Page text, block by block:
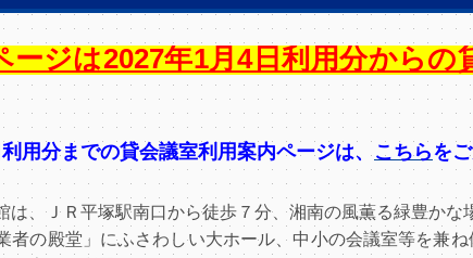
ジは2027年1月4日利用分からの
利用分までの貸会議室利用案内ページは、 こちらを
、ＪＲ平塚駅南口から徒歩７分、湘南の風薫る緑豊かな
の殿堂」にふさわしい大ホール、中小の会議室等を兼